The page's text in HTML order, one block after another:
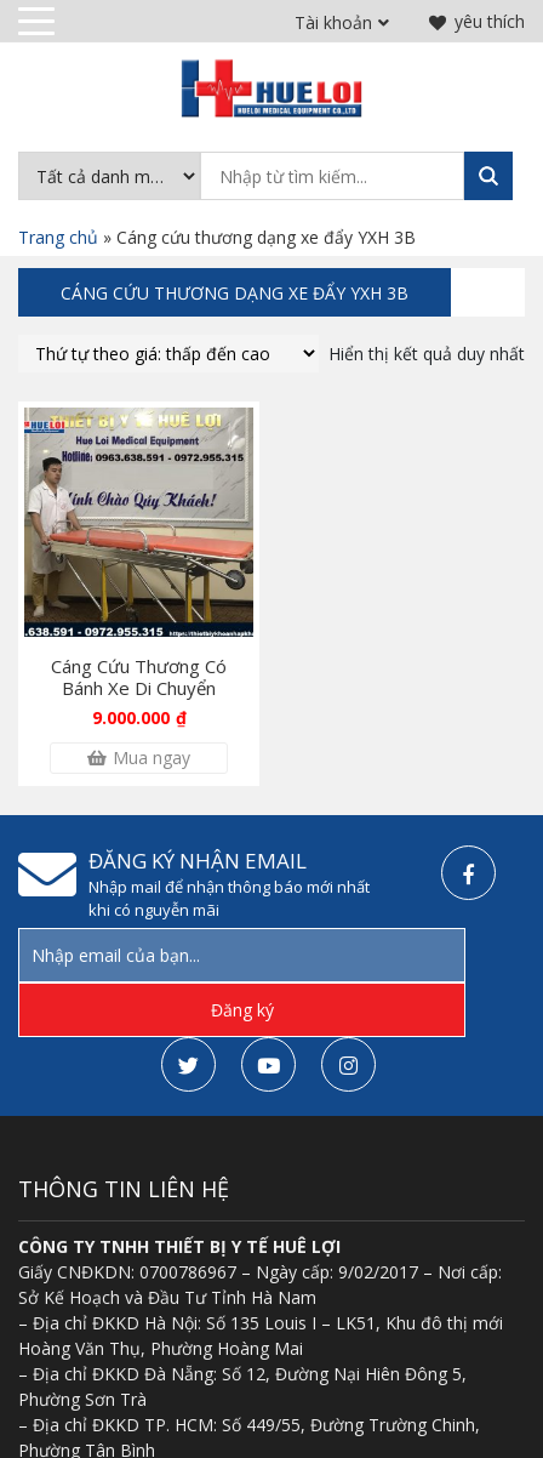
yêu thích
Tài khoản
Trang chủ » Cáng cứu thương dạng xe đẩy YXH 3B
CÁNG CỨU THƯƠNG DẠNG XE ĐẨY YXH 3B
Hiển thị kết quả duy nhất
Cáng Cứu Thương Có
Bánh Xe Di Chuyển
9.000.000 ₫
Mua ngay
ĐĂNG KÝ NHẬN EMAIL
Nhập mail để nhận thông báo mới nhất
khi có nguyễn mãi
THÔNG TIN LIÊN HỆ
CÔNG TY TNHH THIẾT BỊ Y TẾ HUÊ LỢI
Giấy CNĐKDN: 0700786967 – Ngày cấp: 9/02/2017 – Nơi cấp:
Sở Kế Hoạch và Đầu Tư Tỉnh Hà Nam
– Địa chỉ ĐKKD Hà Nội: Số 135 Louis I – LK51, Khu đô thị mới
Hoàng Văn Thụ, Phường Hoàng Mai
– Địa chỉ ĐKKD Đà Nẵng: Số 12, Đường Nại Hiên Đông 5,
Phường Sơn Trà
– Địa chỉ ĐKKD TP. HCM: Số 449/55, Đường Trường Chinh,
Phường Tân Bình